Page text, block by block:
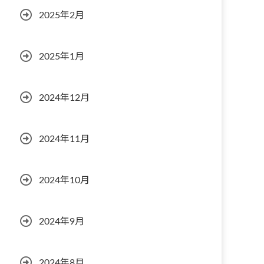
2025年2月
2025年1月
2024年12月
2024年11月
2024年10月
2024年9月